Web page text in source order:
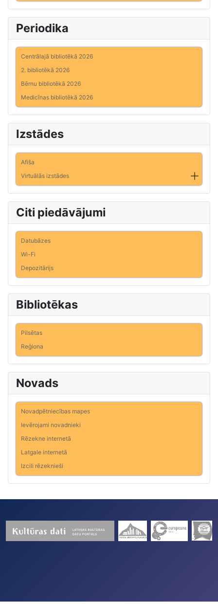
Periodika
Centrālajā bibliotēkā 2026
2. bibliotēkā 2026
Bērnu bibliotēkā 2026
Medicīnas bibliotēkā 2026
Izstādes
Afiša
Virtuālās izstādes
Citi piedāvājumi
Datubāzes
Wi-Fi
Depozitārijs
Bibliotēkas
Pilsētas
Reģiona
Novads
Novadpētniecības mapes
Ievērojami novadnieki
Rēzekne internetā
Latgale internetā
Izcili rēzeknieši